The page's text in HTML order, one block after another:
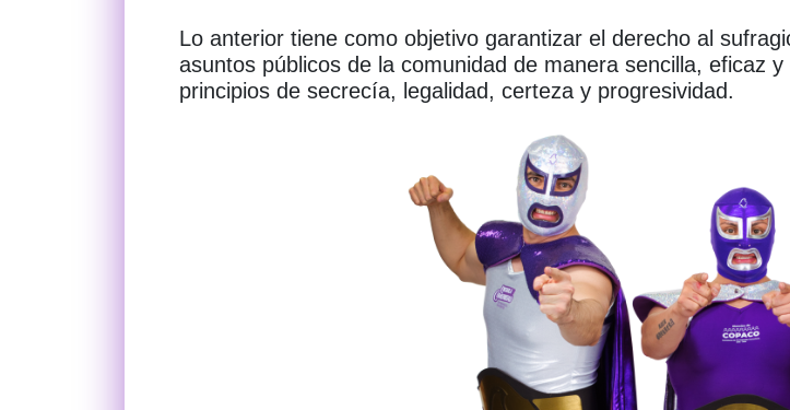
Lo anterior tiene como objetivo garantizar el derecho al
asuntos públicos de la comunidad de manera sencilla, eficaz
principios de secrecía, legalidad, certeza y progresividad.